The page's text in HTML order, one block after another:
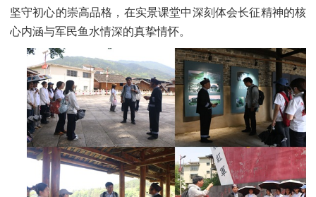
坚守初心的崇高品格，在实景课堂中深刻体会长征精神的核
心内涵与军民鱼水情深的真挚情怀。